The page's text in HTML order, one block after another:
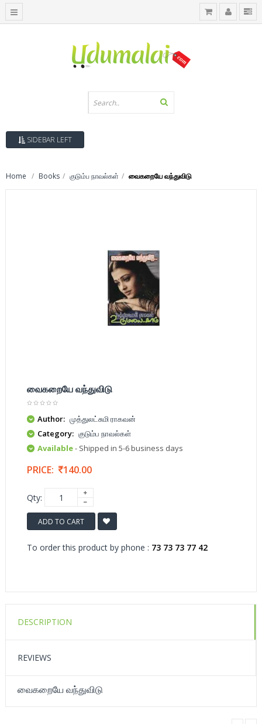
SIDEBAR LEFT
Home Books குடும்ப நாவல்கள் வைகறையே வந்துவிடு
வைகறையே வந்துவிடு
Author: முத்துலட்சுமி ராகவன்
Category: குடும்ப நாவல்கள்
Available- Shipped in 5-6 business days
PRICE: 140.00
Qty:
ADD TO CART
To order this product by phone : 73 73 73 77 42
DESCRIPTION
REVIEWS
வைகறையே வந்துவிடு